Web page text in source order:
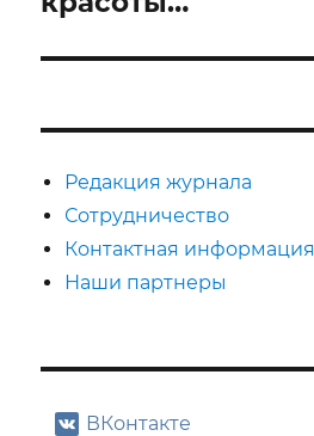
Редакция журнала
Сотрудничество
Контактная информация
Наши партнеры
ВКонтакте